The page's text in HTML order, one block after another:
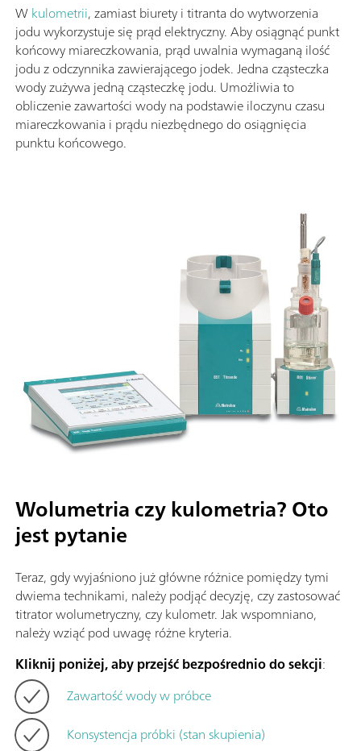
Wkulometrii, zamiast biurety i titranta do wytworzenia
jodu wykorzystuje się prąd elektryczny. Aby osiągnąć punkt
końcowy miareczkowania, prąd uwalnia wymaganą ilość
jodu z odczynnika zawierającego jodek. Jedna cząsteczka
wody zużywa jedną cząsteczkę jodu. Umożliwia to
obliczenie zawartości wody na podstawie iloczynu czasu
miareczkowania i prądu niezbędnego do osiągnięcia
punktu końcowego.
Wolumetria czy kulometria? Oto
jest pytanie
Teraz, gdy wyjaśniono już główne różnice pomiędzy tymi
dwiema technikami, należy podjąć decyzję, czy zastosować
titrator wolumetryczny, czy kulometr. Jak wspomniano,
należy wziąć pod uwagę różne kryteria.
Kliknij poniżej, aby przejść bezpośrednio do sekcji:
Zawartość wody w próbce
Konsystencja próbki (stan skupienia)